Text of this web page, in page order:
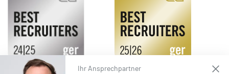
Ihr Ansprechpartner